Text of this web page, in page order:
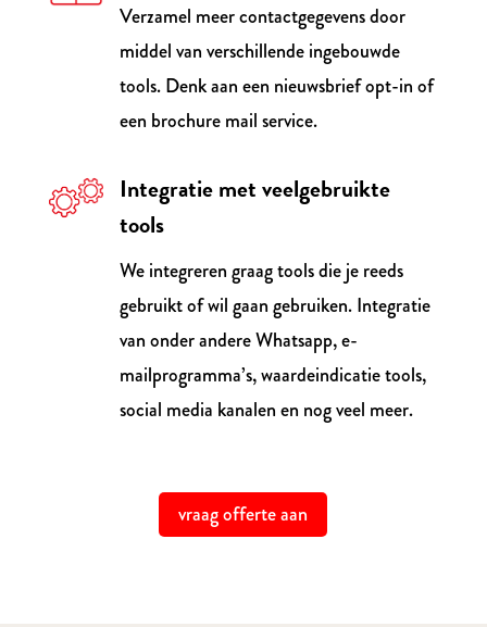
Verzamel meer contactgegevens door
middel van verschillende ingebouwde
tools. Denk aan een nieuwsbrief opt-in of
een brochure mail service.
Integratie met veelgebruikte
tools
We integreren graag tools die je reeds
gebruikt of wil gaan gebruiken. Integratie
van onder andere Whatsapp, e-
mailprogramma’s, waardeindicatie tools,
social media kanalen en nog veel meer.
vraag offerte aan